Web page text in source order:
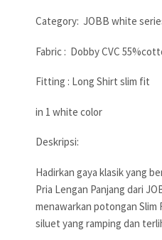
Category: JOBB white
Fabric : Dobby CVC
Fitting : Long Shirt slim fit
in 1 white color
Deskripsi:
Hadirkan gaya klasik yang
Pria Lengan Panjang dari
menawarkan potongan Slim
siluet yang ramping dan